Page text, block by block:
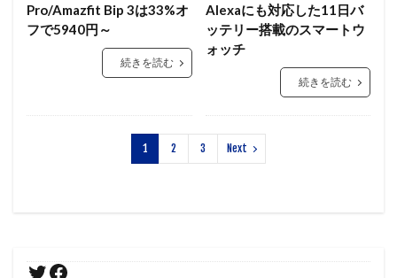
Pro/Amazfit Bip 3は33%オ
フで5940円～
続きを読む
Alexaにも対応した11日バ
ッテリー搭載のスマートウ
ォッチ
続きを読む
1 2 3 Next